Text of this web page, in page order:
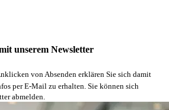
unserem Newsletter
von Absenden erklären Sie sich damit
per E-Mail zu erhalten. Sie können sich
abmelden.